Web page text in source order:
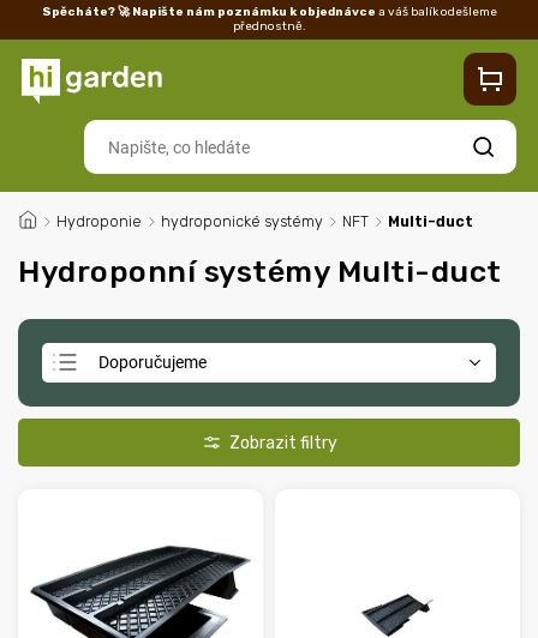
Spěcháte? 🚀 Napište nám poznámku k objednávce a váš balík odešleme
přednostně.
Vrácení/reklamace
Hledat
/ Hydroponie / hydroponické systémy / NFT / Multi-duct
Hydroponní systémy Multi-duct
Doporučujeme